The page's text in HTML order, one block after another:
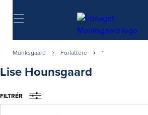
Søg
Munksgaard Forfattere *
Lise Hounsgaard
FILTRÉR